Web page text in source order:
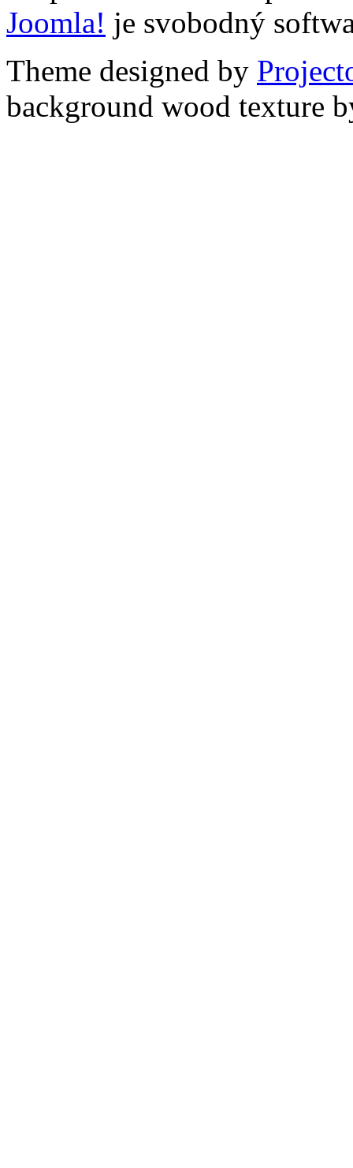
Joomla! je svobodný
Theme designed by
background wood texture